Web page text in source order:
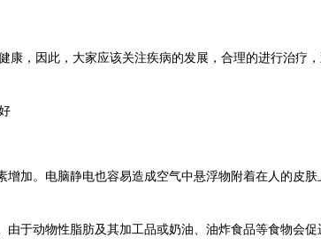
，因此，大家应该关注疾病的发展，合理的进行治疗
加。电脑静电也容易造成空气中悬浮物附着在人的皮
于动物性脂肪及其加工品或奶油、油炸食品等食物会